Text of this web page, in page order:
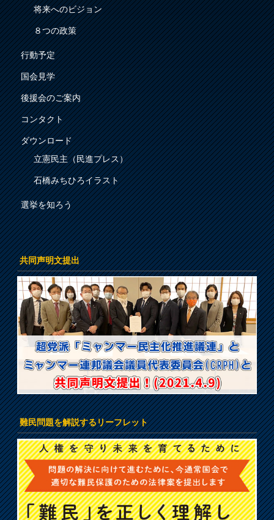
将来へのビジョン
８つの政策
行動予定
国会見学
後援会のご案内
コンタクト
ダウンロード
立憲民主（民進プレス）
石橋みちひろイラスト
選挙を知ろう
共同声明文提出
難民問題を解説するリーフレット